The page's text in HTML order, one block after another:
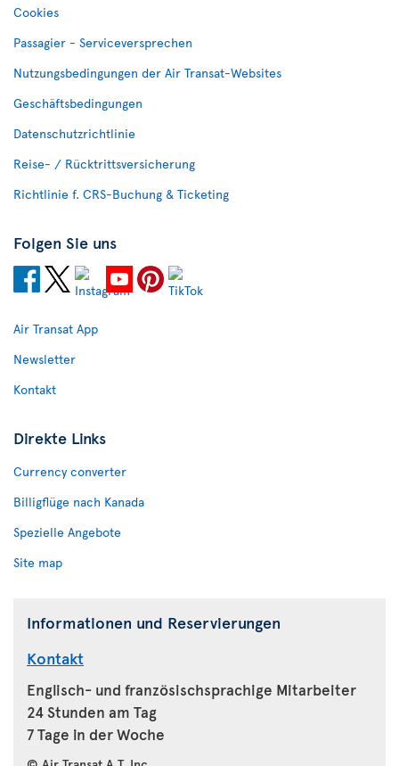
Cookies
Passagier - Serviceversprechen
Nutzungsbedingungen der Air Transat-Websites
Geschäftsbedingungen
Datenschutzrichtlinie
Reise- / Rücktrittsversicherung
Richtlinie f. CRS-Buchung & Ticketing
Folgen Sie uns
Air Transat App
Newsletter
Kontakt
Direkte Links
Currency converter
Billigflüge nach Kanada
Spezielle Angebote
Site map
Informationen und Reservierungen
Kontakt
Englisch- und französischsprachige Mitarbeiter
24 Stunden am Tag
7 Tage in der Woche